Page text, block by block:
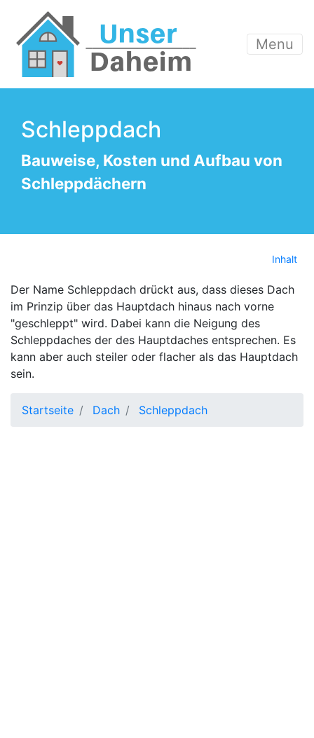
Menu
Schleppdach
Bauweise, Kosten und Aufbau von
Schleppdächern
Inhalt
Der Name Schleppdach drückt aus, dass dieses Dach
im Prinzip über das Hauptdach hinaus nach vorne
"geschleppt" wird. Dabei kann die Neigung des
Schleppdaches der des Hauptdaches entsprechen. Es
kann aber auch steiler oder flacher als das Hauptdach
sein.
Startseite Dach Schleppdach